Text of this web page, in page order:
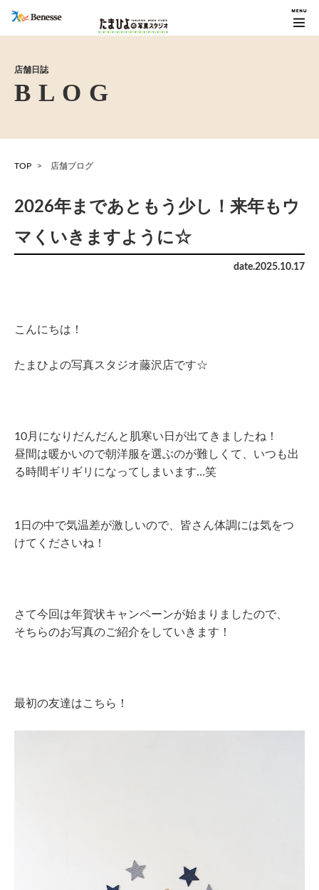
店舗日誌
TOP 店舗ブログ
2026年まであともう少し！来年もウ
マくいきますように☆
date.2025.10.17
こんにちは！
たまひよの写真スタジオ藤沢店です☆
10月になりだんだんと肌寒い日が出てきましたね！
昼間は暖かいので朝洋服を選ぶのが難しくて、いつも出
る時間ギリギリになってしまいます…笑
1日の中で気温差が激しいので、皆さん体調には気をつ
けてくださいね！
さて今回は年賀状キャンペーンが始まりましたので、
そちらのお写真のご紹介をしていきます！
最初の友達はこちら！